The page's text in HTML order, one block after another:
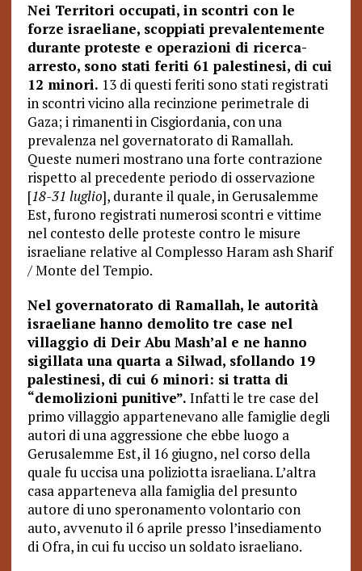
Nei Territori occupati, in scontri con le
forze israeliane, scoppiati prevalentemente
durante proteste e operazioni di ricerca-
arresto, sono stati feriti 61 palestinesi, di cui
12 minori. 13 di questi feriti sono stati registrati
in scontri vicino alla recinzione perimetrale di
Gaza; i rimanenti in Cisgiordania, con una
prevalenza nel governatorato di Ramallah.
Queste numeri mostrano una forte contrazione
rispetto al precedente periodo di osservazione
[18-31 luglio], durante il quale, in Gerusalemme
Est, furono registrati numerosi scontri e vittime
nel contesto delle proteste contro le misure
israeliane relative al Complesso Haram ash Sharif
/ Monte del Tempio.
Nel governatorato di Ramallah, le autorità
israeliane hanno demolito tre case nel
villaggio di Deir Abu Mash’al e ne hanno
sigillata una quarta a Silwad, sfollando 19
palestinesi, di cui 6 minori: si tratta di
“demolizioni punitive”. Infatti le tre case del
primo villaggio appartenevano alle famiglie degli
autori di una aggressione che ebbe luogo a
Gerusalemme Est, il 16 giugno, nel corso della
quale fu uccisa una poliziotta israeliana. L’altra
casa apparteneva alla famiglia del presunto
autore di uno speronamento volontario con
auto, avvenuto il 6 aprile presso l’insediamento
di Ofra, in cui fu ucciso un soldato israeliano.